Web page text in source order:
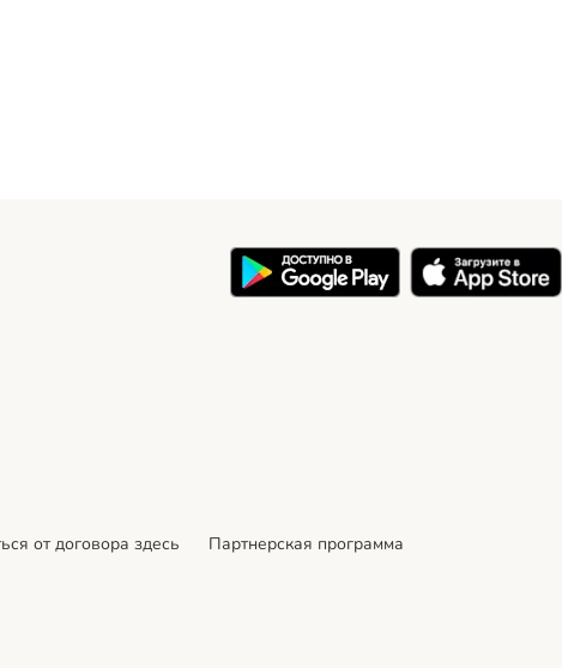
от договора здесь
Партнерская программа